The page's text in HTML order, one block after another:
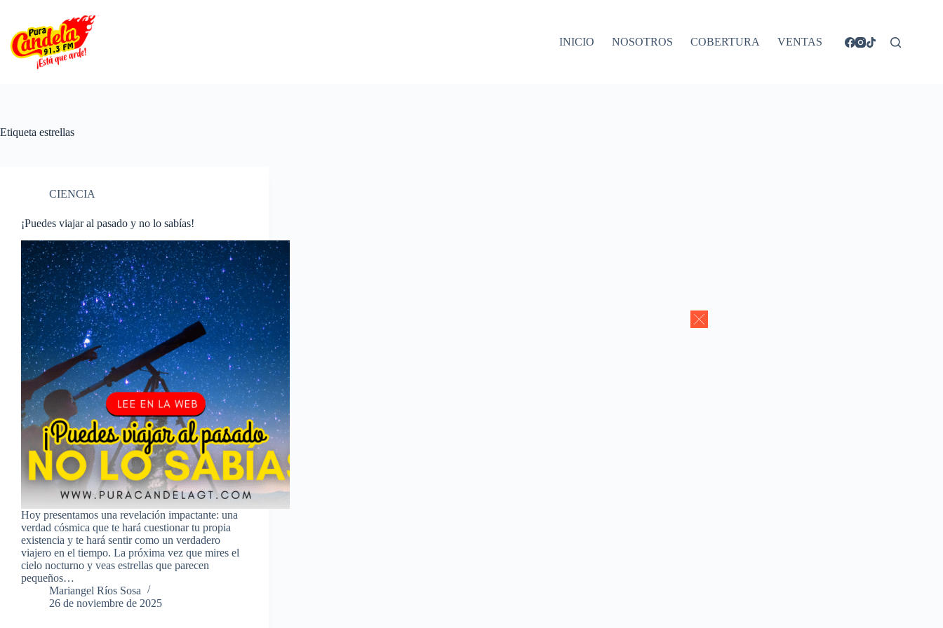
contenido
INICIO
NOSOTROS COBERTURA VENTAS
Etiqueta estrellas
CIENCIA
¡Puedes viajar al pasado y no lo sabías!
Hoy presentamos una revelación impactante: una
verdad cósmica que te hará cuestionar tu propia
existencia y te hará sentir como un verdadero
viajero en el tiempo. La próxima vez que mires el
cielo nocturno y veas estrellas que parecen
pequeños…
Mariangel Ríos Sosa
26 de noviembre de 2025